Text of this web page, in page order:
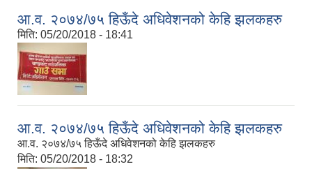
आ.व. २०७४/७५ हिऊँदे अधिवेशनको केहि झलकहरु
मिति: 05/20/2018 - 18:41
आ.व. २०७४/७५ हिऊँदे अधिवेशनको केहि झलकहरु
आ.व. २०७४/७५ हिऊँदे अधिवेशनको केहि झलकहरु
मिति: 05/20/2018 - 18:32